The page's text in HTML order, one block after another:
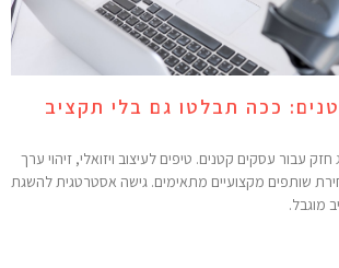
ככה תבלטו גם בלי תקציב
עסקים קטנים. טיפים לעיצוב ויזואלי, זיהוי ערך
שותפים מקצועיים מתאימים. גישה אסטרטגית להשגת